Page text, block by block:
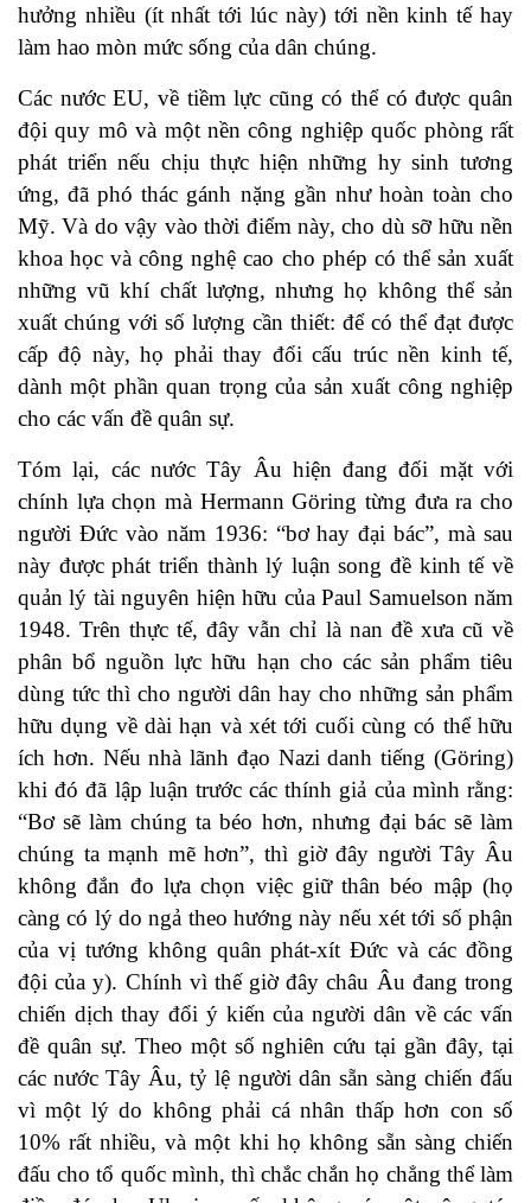
hưởng nhiều (ít nhất tới lúc này) tới nền kinh tế hay
làm hao mòn mức sống của dân chúng.
Các nước EU, về tiềm lực cũng có thể có được quân
đội quy mô và một nền công nghiệp quốc phòng rất
phát triển nếu chịu thực hiện những hy sinh tương
ứng, đã phó thác gánh nặng gần như hoàn toàn cho
Mỹ. Và do vậy vào thời điểm này, cho dù sỡ hữu nền
khoa học và công nghệ cao cho phép có thể sản xuất
những vũ khí chất lượng, nhưng họ không thể sản
xuất chúng với số lượng cần thiết: để có thể đạt được
cấp độ này, họ phải thay đổi cấu trúc nền kinh tế,
dành một phần quan trọng của sản xuất công nghiệp
cho các vấn đề quân sự.
Tóm lại, các nước Tây Âu hiện đang đối mặt với
chính lựa chọn mà Hermann Göring từng đưa ra cho
người Đức vào năm 1936: “bơ hay đại bác”, mà sau
này được phát triển thành lý luận song đề kinh tế về
quản lý tài nguyên hiện hữu của Paul Samuelson năm
1948. Trên thực tế, đây vẫn chỉ là nan đề xưa cũ về
phân bổ nguồn lực hữu hạn cho các sản phẩm tiêu
dùng tức thì cho người dân hay cho những sản phẩm
hữu dụng về dài hạn và xét tới cuối cùng có thể hữu
ích hơn. Nếu nhà lãnh đạo Nazi danh tiếng (Göring)
khi đó đã lập luận trước các thính giả của mình rằng:
“Bơ sẽ làm chúng ta béo hơn, nhưng đại bác sẽ làm
chúng ta mạnh mẽ hơn”, thì giờ đây người Tây Âu
không đắn đo lựa chọn việc giữ thân béo mập (họ
càng có lý do ngả theo hướng này nếu xét tới số phận
của vị tướng không quân phát-xít Đức và các đồng
đội của y). Chính vì thế giờ đây châu Âu đang trong
chiến dịch thay đổi ý kiến của người dân về các vấn
đề quân sự. Theo một số nghiên cứu tại gần đây, tại
các nước Tây Âu, tỷ lệ người dân sẵn sàng chiến đấu
vì một lý do không phải cá nhân thấp hơn con số
10% rất nhiều, và một khi họ không sẵn sàng chiến
đấu cho tổ quốc mình, thì chắc chắn họ chẳng thể làm